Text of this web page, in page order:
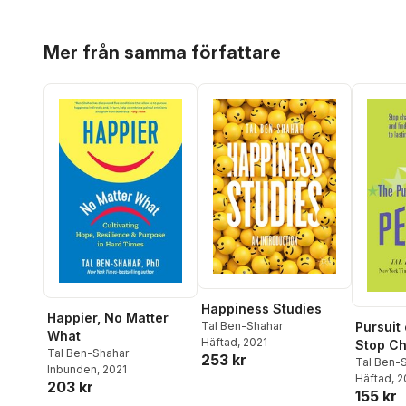
Mer från samma författare
Happier, No Matter
What
Tal Ben-Shahar
Inbunden, 2021
203 kr
Happiness Studies
Tal Ben-Shahar
Häftad, 2021
253 kr
Pursuit
Stop
Path to
Tal Ben-
Häftad,
155 kr